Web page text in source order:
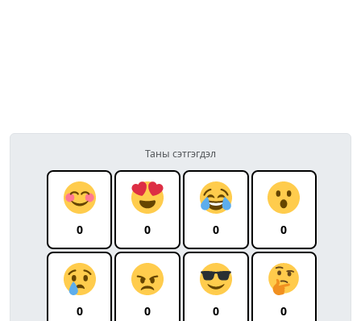
Таны сэтгэгдэл
0 0 0 0
0 0 0 0